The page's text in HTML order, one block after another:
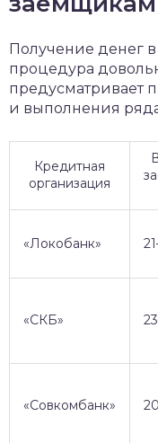
Получение денег
процедура
предусматривает
и выполнения
Кредитная
организация
«Локобанк»
«СКБ»
«Совкомбанк»